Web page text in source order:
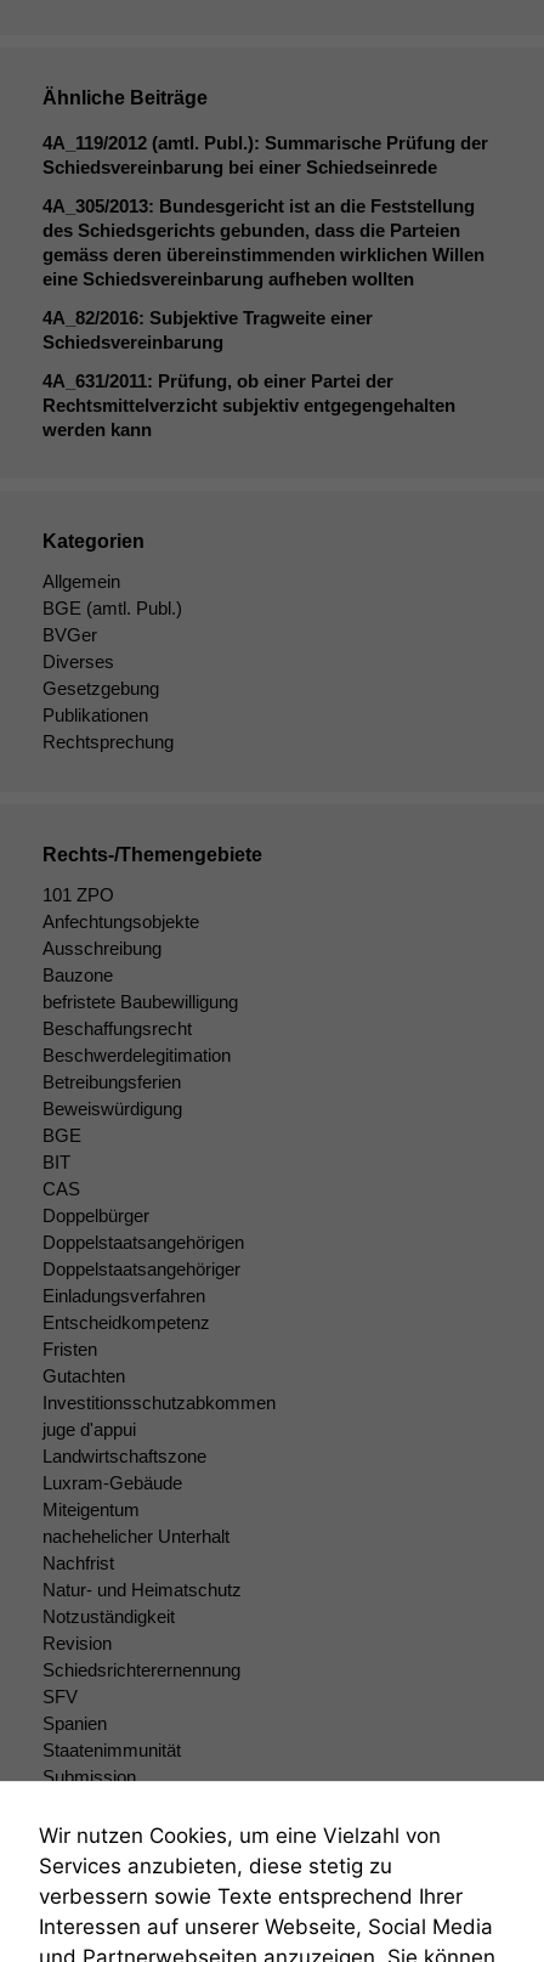
Ähnliche Beiträge
4A_119/2012 (amtl. Publ.): Summarische Prüfung der
Schiedsvereinbarung bei einer Schiedseinrede
4A_305/2013: Bundesgericht ist an die Feststellung
des Schiedsgerichts gebunden, dass die Parteien
gemäss deren übereinstimmenden wirklichen Willen
eine Schiedsvereinbarung aufheben wollten
4A_82/2016: Subjektive Tragweite einer
Schiedsvereinbarung
4A_631/2011: Prüfung, ob einer Partei der
Rechtsmittelverzicht subjektiv entgegengehalten
werden kann
Kategorien
Allgemein
BGE (amtl. Publ.)
BVGer
Diverses
Gesetzgebung
Publikationen
Rechtsprechung
Rechts-/Themengebiete
101 ZPO
Anfechtungsobjekte
Ausschreibung
Bauzone
befristete Baubewilligung
Beschaffungsrecht
Beschwerdelegitimation
Betreibungsferien
Beweiswürdigung
BGE
BIT
CAS
Doppelbürger
Doppelstaatsangehörigen
Doppelstaatsangehöriger
Einladungsverfahren
Entscheidkompetenz
Fristen
Gutachten
Investitionsschutzabkommen
juge d'appui
Landwirtschaftszone
Luxram-Gebäude
Miteigentum
nachehelicher Unterhalt
Nachfrist
Natur- und Heimatschutz
Notzuständigkeit
Revision
Schiedsrichterernennung
SFV
Spanien
Staatenimmunität
Submission
Teilungsklage
Venezuela
VRK
Wiederherstellungsanordnung
Zivilprozessordnung
Wir nutzen Cookies, um eine Vielzahl von
Services anzubieten, diese stetig zu
verbessern sowie Texte entsprechend Ihrer
Interessen auf unserer Webseite, Social Media
und Partnerwebseiten anzuzeigen. Sie können